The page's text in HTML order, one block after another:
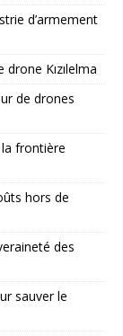
d’armement
Kızılelma
de drones
frontière
hors de
des
sauver le